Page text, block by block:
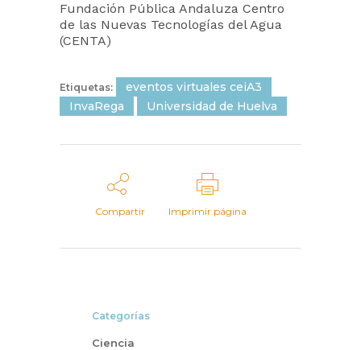
Fundación Pública Andaluza Centro
de las Nuevas Tecnologías del Agua
(CENTA)
Etiquetas:
eventos virtuales ceiA3
InvaRega
Universidad de Huelva
Compartir Imprimir página
Categorías
Ciencia